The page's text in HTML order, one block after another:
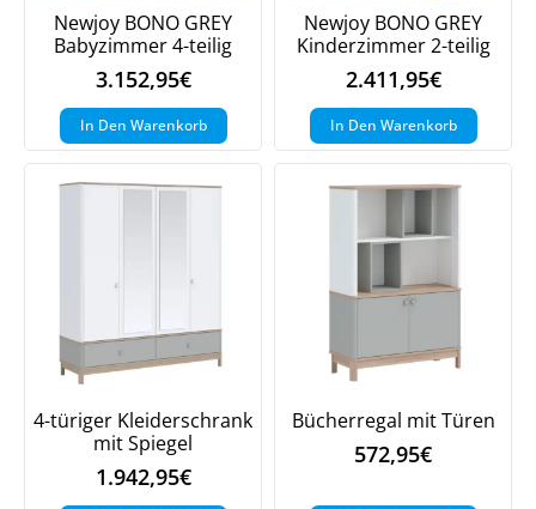
Newjoy BONO GREY
Babyzimmer 4-teilig
3.152,95€
In Den Warenkorb
Newjoy BONO GREY
Kinderzimmer 2-teilig
2.411,95€
In Den Warenkorb
4-türiger Kleiderschrank
mit Spiegel
1.942,95€
Bücherregal mit Türen
572,95€